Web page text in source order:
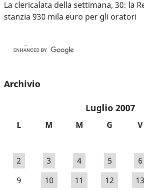
La clericalata della settimana, 30: la
stanzia 930 mila euro per gli oratori
Archivio
Luglio 2007
L M M G V
2
3 4 5 6
9
10 11 12 13